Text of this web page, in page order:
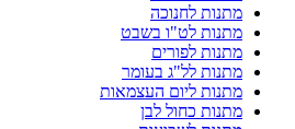
מתנות לחנוכה
מתנות לט"ו בשבט
מתנות לפורים
מתנות לל"ג בעומר
מתנות ליום העצמאות
מתנות כחול לבן